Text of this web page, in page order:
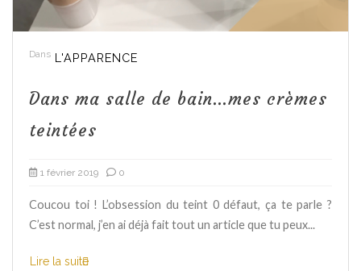
Dans L'APPARENCE
Dans ma salle de bain…mes crèmes
teintées
1 février 2019 0
Coucou toi ! L’obsession du teint 0 défaut, ça te parle ?
C’est normal, j’en ai déjà fait tout un article que tu peux...
Lire la suite